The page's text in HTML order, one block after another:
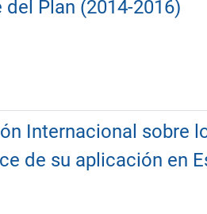
Plan (2014-2016)
Internacional sobre
de su aplicación en